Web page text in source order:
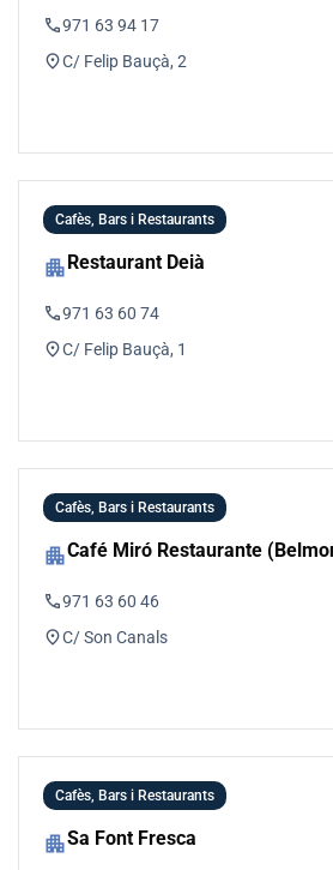
phone971 63 94 17
location_onC/ Felip Bauçà, 2
Cafès, Bars i Restaurants
apartmentRestaurant Deià
phone971 63 60 74
location_onC/ Felip Bauçà, 1
Cafès, Bars i Restaurants
apartmentCafé Miró Restaurante
phone971 63 60 46
location_onC/ Son Canals
Cafès, Bars i Restaurants
apartmentSa Font Fresca